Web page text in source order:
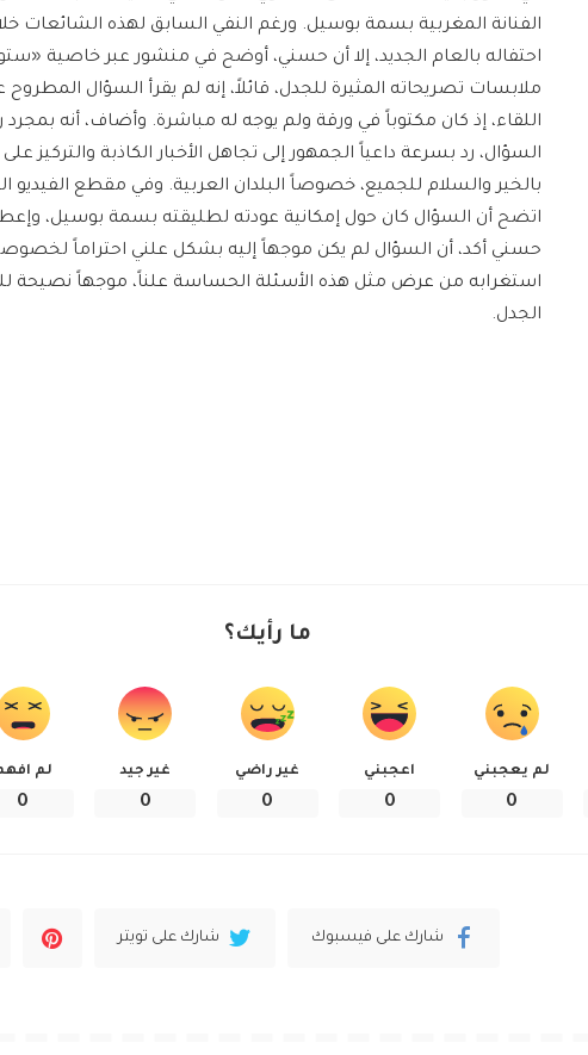
الفنانة المغربية بسمة بوسيل. ورغم النفي السابق لهذه الشائعات
احتفاله بالعام الجديد، إلا أن حسني، أوضح في منشور عبر خاصية
ملابسات تصريحاته المثيرة للجدل، قائلاً، إنه لم يقرأ السؤال
اللقاء، إذ كان مكتوباً في ورقة ولم يوجه له مباشرة. وأضاف، أنه
السؤال، رد بسرعة داعياً الجمهور إلى تجاهل الأخبار الكاذبة والتركيز على
بالخير والسلام للجميع، خصوصاً البلدان العربية. وفي مقطع الفيديو
اتضح أن السؤال كان حول إمكانية عودته لطليقته بسمة بوسيل،
حسني أكد، أن السؤال لم يكن موجهاً إليه بشكل علني احتراماً
استغرابه من عرض مثل هذه الأسئلة الحساسة علناً، موجهاً نصيحة
الجدل.
ما رأيك؟
لم يعجبني
0
اعجبني
0
غير راضي
0
غير جيد
0
لم
0
شارك على فيسبوك شارك على تويتر